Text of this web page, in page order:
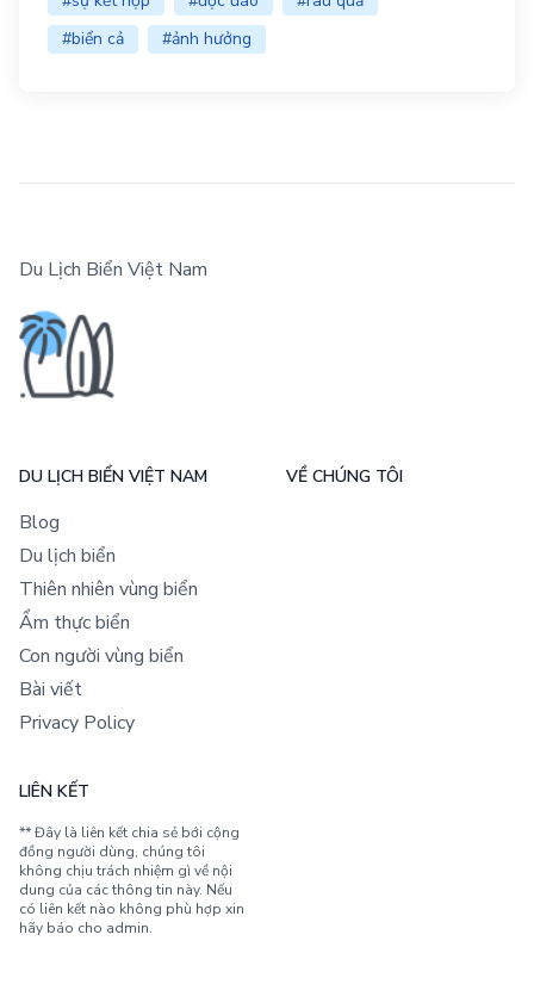
#biển cả
#ảnh hưởng
Du Lịch Biển Việt Nam
DU LỊCH BIỂN VIỆT NAM
Blog
Du lịch biển
Thiên nhiên vùng biển
Ẩm thực biển
Con người vùng biển
Bài viết
Privacy Policy
VỀ CHÚNG TÔI
LIÊN KẾT
** Đây là liên kết chia sẻ bới cộng
đồng người dùng, chúng tôi
không chịu trách nhiệm gì về nội
dung của các thông tin này. Nếu
có liên kết nào không phù hợp xin
hãy báo cho admin.